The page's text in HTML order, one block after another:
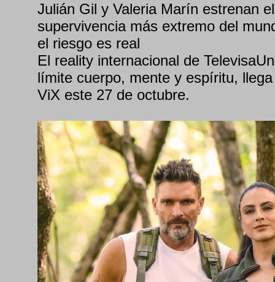
Julián Gil y Valeria Marín estrenan
supervivencia más extremo del
el riesgo es real
El reality internacional de
límite cuerpo, mente y espíritu,
ViX este 27 de octubre.